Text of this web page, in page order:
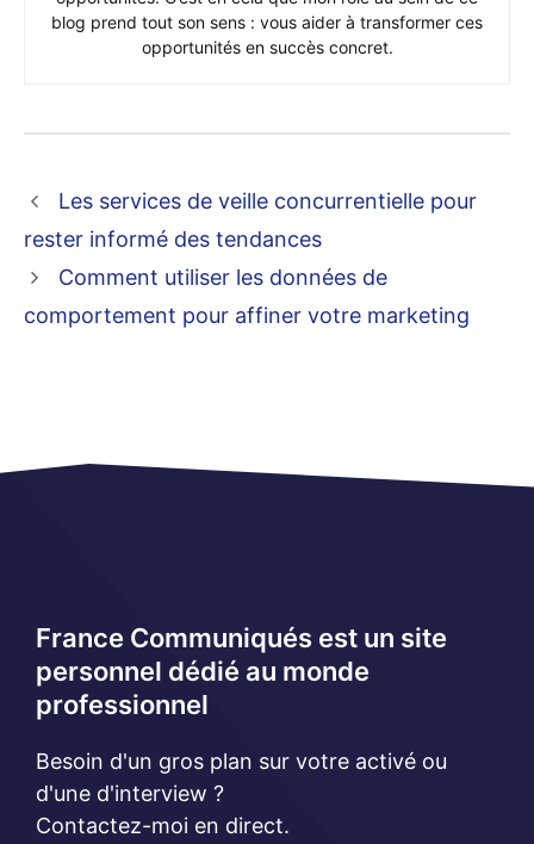
blog prend tout son sens : vous aider à transformer ces
opportunités en succès concret.
Les services de veille concurrentielle pour
rester informé des tendances
Comment utiliser les données de
comportement pour affiner votre marketing
France Communiqués est un site
personnel dédié au monde
professionnel
Besoin d'un gros plan sur votre activé ou
d'une d'interview ?
Contactez-moi en direct.